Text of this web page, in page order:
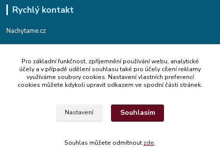
Rychlý kontakt
Nachytame.cz
Telefon : +420 774 912 435
(Po-Pá, 9:00-17:00 hod.)
Email : info@nachytame.cz
© 2015 Nachytame.cz
Pro základní funkčnost, zpříjemnění používání webu, analytické
účely a v případě udělení souhlasu také pro účely cílení reklamy
využíváme soubory cookies. Nastavení vlastních preferencí
cookies můžete kdykoli upravit odkazem ve spodní části stránek.
Nastavení Souhlasím
Souhlas můžete odmítnout zde.